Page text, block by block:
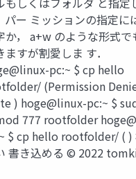
パー ミッションの指定に
か， a+w のような形式で
ますが割愛しま す．
pc:~ $ cp hello
(Permission
) hoge@linux-pc:~ $
777 rootfolder
$ cp hello rootfolder/ ( )
書き込める ©︎ 2022